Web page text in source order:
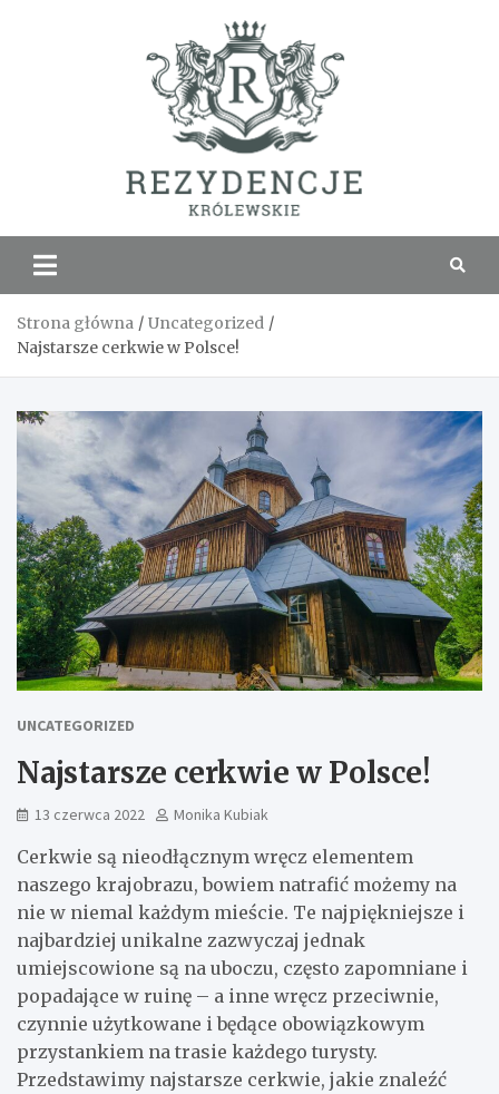
Strona główna
Uncategorized
Najstarsze cerkwie w Polsce!
UNCATEGORIZED
Najstarsze cerkwie w Polsce!
13 czerwca 2022 Monika Kubiak
Cerkwie są nieodłącznym wręcz elementem
naszego krajobrazu, bowiem natrafić możemy na
nie w niemal każdym mieście. Te najpiękniejsze i
najbardziej unikalne zazwyczaj jednak
umiejscowione są na uboczu, często zapomniane i
popadające w ruinę – a inne wręcz przeciwnie,
czynnie użytkowane i będące obowiązkowym
przystankiem na trasie każdego turysty.
Przedstawimy najstarsze cerkwie, jakie znaleźć